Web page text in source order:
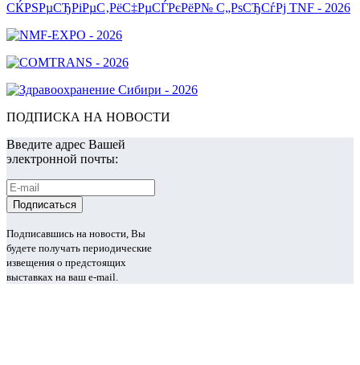
ПОДПИСКА НА НОВОСТИ
Введите адрес Вашей
электронной почты:
Подписавшись на новости, Вы
будете получать периодические
извещения о предстоящих
выставках на ваш e-mail.